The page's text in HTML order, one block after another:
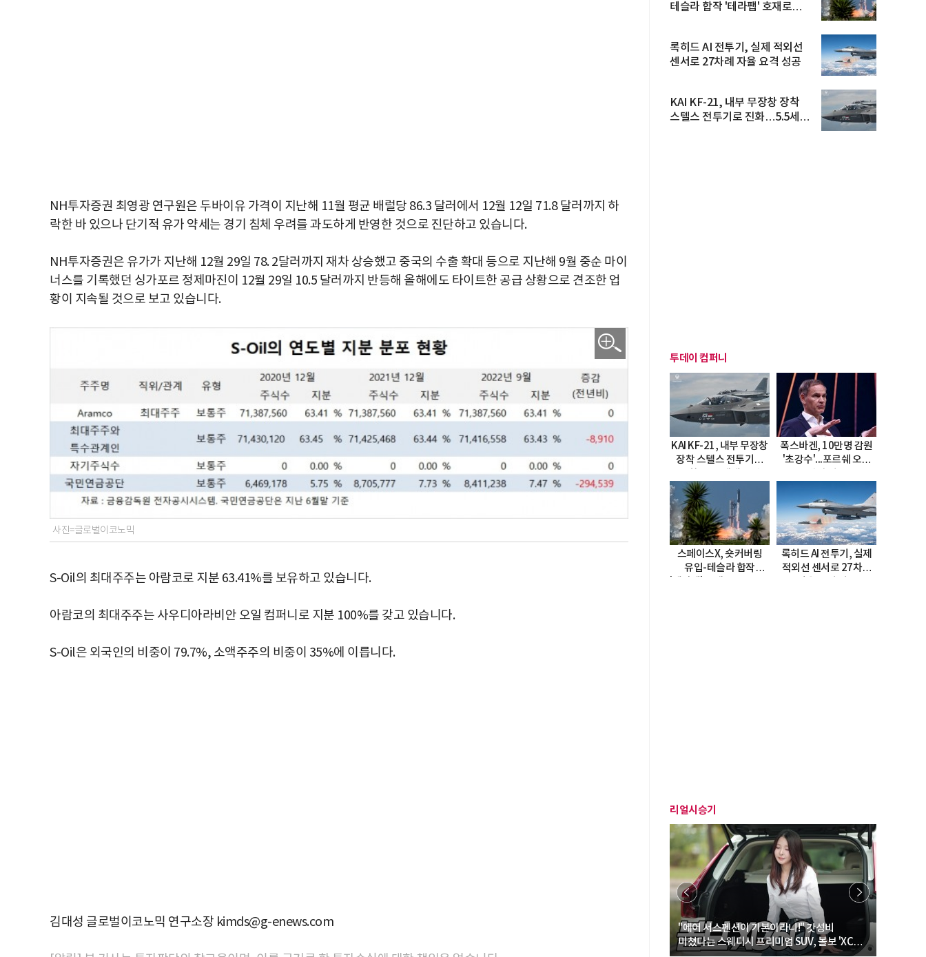
NH투자증권 최영광 연구원은 두바이유 가격이 지난해 11월 평균 배럴당 86.3 달러에서 12월 12일 71.8 달러까지 하
락한 바 있으나 단기적 유가 약세는 경기 침체 우려를 과도하게 반영한 것으로 진단하고 있습니다.
NH투자증권은 유가가 지난해 12월 29일 78. 2달러까지 재차 상승했고 중국의 수출 확대 등으로 지난해 9월 중순 마이
너스를 기록했던 싱가포르 정제마진이 12월 29일 10.5 달러까지 반등해 올해에도 타이트한 공급 상황으로 견조한 업
황이 지속될 것으로 보고 있습니다.
사진=글로벌이코노믹
S-Oil의 최대주주는 아람코로 지분 63.41%를 보유하고 있습니다.
아람코의 최대주주는 사우디아라비안 오일 컴퍼니로 지분 100%를 갖고 있습니다.
S-Oil은 외국인의 비중이 79.7%, 소액주주의 비중이 35%에 이릅니다.
김대성 글로벌이코노믹 연구소장 kimds@g-enews.com
테슬라 합작 '테라팹' 호재로
록히드 AI 전투기, 실제 적외선
센서로 27차례 자율 요격 성공
KAI KF-21, 내부 무장창 장착
스텔스 전투기로 진화…5.5세대
투데이 컴퍼니
KAI KF-21, 내부 무장창
장착 스텔스 전투기로
폭스바겐, 10만명 감원
'초강수'...포르쉐 오너
스페이스X, 숏커버링
유입-테슬라 합작
록히드 AI 전투기, 실제
적외선 센서로 27차례
리얼시승기
"에어 서스펜션이 기본이라니!" 갓성비
미쳤다는 스웨디시 프리미엄 SUV, 볼보 'XC60